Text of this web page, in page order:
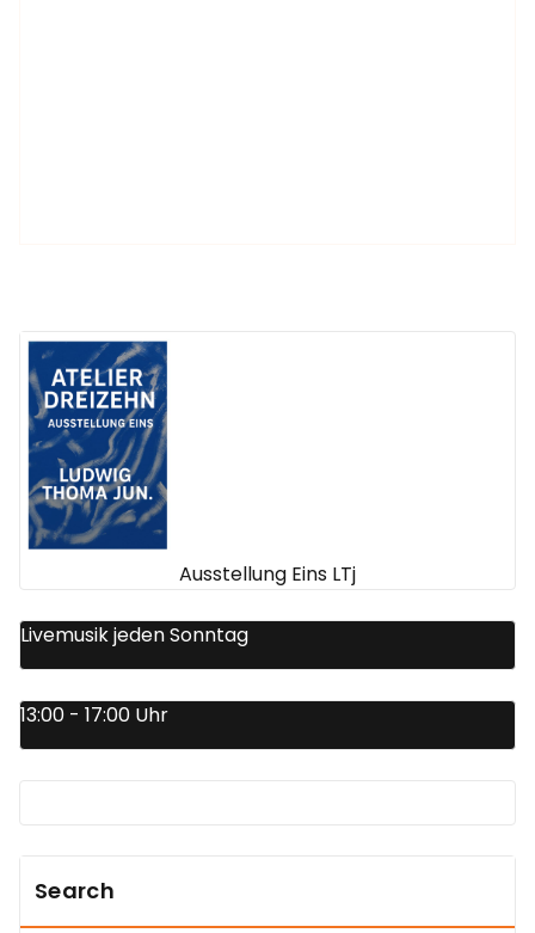
Ausstellung Eins LTj
Livemusik jeden Sonntag
13:00 - 17:00 Uhr
Search